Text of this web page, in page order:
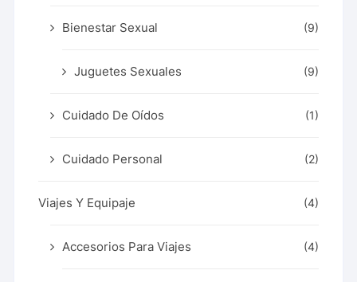
Bienestar Sexual (9)
Juguetes Sexuales (9)
Cuidado De Oídos (1)
Cuidado Personal (2)
Viajes Y Equipaje (4)
Accesorios Para Viajes (4)